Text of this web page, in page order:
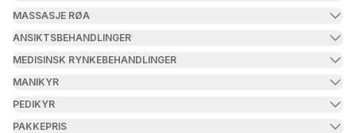
MASSASJE RØA
ANSIKTSBEHANDLINGER
MEDISINSK RYNKEBEHANDLINGER
MANIKYR
PEDIKYR
PAKKEPRIS